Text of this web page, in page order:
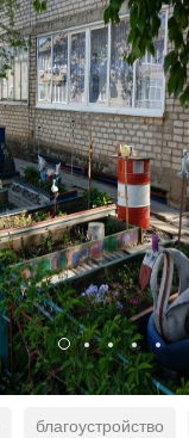
благоустройство